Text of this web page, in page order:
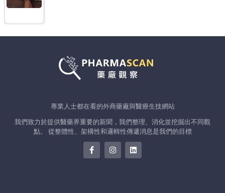
專業人士都在看的外商藥廠與醫療生技網站
我們致力於提供醫藥界重要的新聞，我們整理、消化並挖掘出不同觀
點。 從整體性、架構性和邏輯性傳遞消息是我們的目標